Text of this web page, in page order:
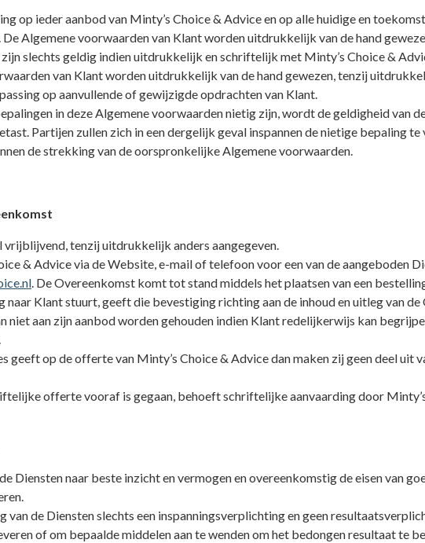
op ieder aanbod van Minty’s Choice & Advice en op alle huidige en
Algemene voorwaarden van Klant worden uitdrukkelijk van de hand
slechts geldig indien uitdrukkelijk en schriftelijk met Minty’s Choice &
van Klant worden uitdrukkelijk van de hand gewezen, tenzij
op aanvullende of gewijzigde opdrachten van Klant.
in deze Algemene voorwaarden nietig zijn, wordt de geldigheid van
Partijen zullen zich in een dergelijk geval inspannen de nietige bepaling
de strekking van de oorspronkelijke Algemene voorwaarden.
tenzij uitdrukkelijk anders aangegeven.
& Advice via de Website, e-mail of telefoon voor een van de aangeboden
. De Overeenkomst komt tot stand middels het plaatsen van een
naar Klant stuurt, geeft die bevestiging richting aan de inhoud en uitleg van
niet aan zijn aanbod worden gehouden indien Klant redelijkerwijs kan
geeft op de offerte van Minty’s Choice & Advice dan maken zij geen deel uit
offerte vooraf is gegaan, behoeft schriftelijke aanvaarding door
Diensten naar beste inzicht en vermogen en overeenkomstig de eisen van
van de Diensten slechts een inspanningsverplichting en geen
of om bepaalde middelen aan te wenden om het bedongen resultaat te